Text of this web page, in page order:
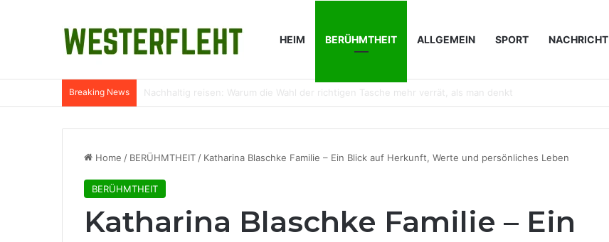
HEIM BERÜHMTHEIT ALLGEMEIN SPORT NACHRICHT
Breaking News Warum Wasserfilter in ländlichen Küchen immer wichtiger werden
Home / BERÜHMTHEIT / Katharina Blaschke Familie – Ein Blick auf Herkunft, Werte und persönliches Leben
BERÜHMTHEIT
Katharina Blaschke Familie – Ein